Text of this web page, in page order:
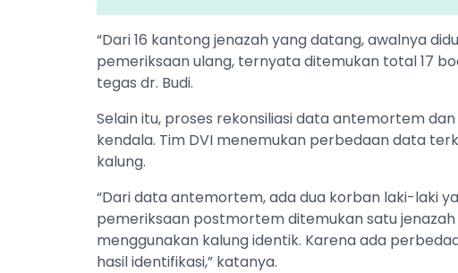
“Dari 16 kantong jenazah yang datang, awalnya
pemeriksaan ulang, ternyata ditemukan total 17
tegas dr. Budi.
Selain itu, proses rekonsiliasi data antemortem
kendala. Tim DVI menemukan perbedaan data
kalung.
“Dari data antemortem, ada dua korban laki-laki
pemeriksaan postmortem ditemukan satu
menggunakan kalung identik. Karena ada
hasil identifikasi,” katanya.